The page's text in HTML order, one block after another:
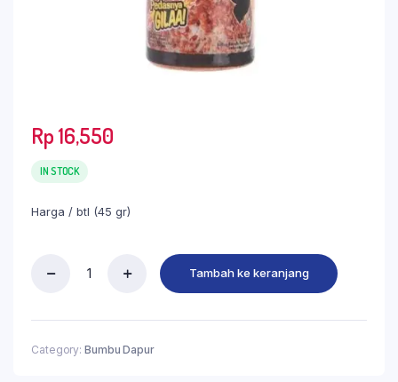
Rp16,550
IN STOCK
Harga / btl (45 gr)
Tambah ke keranjang
Category: Bumbu Dapur